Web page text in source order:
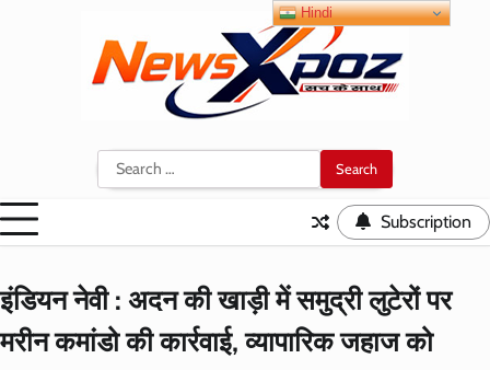
Search
for:
Subscription
इंडियन नेवी : अदन की खाड़ी में समुद्री लुटेरों पर
मरीन कमांडो की कार्रवाई, व्यापारिक जहाज को
Hindi